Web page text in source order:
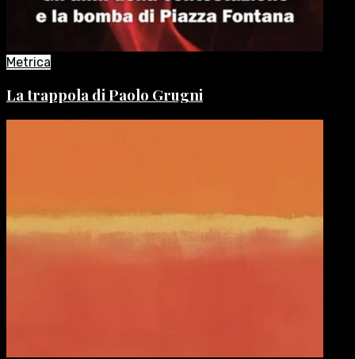
Metrica
La trappola di Paolo Grugni